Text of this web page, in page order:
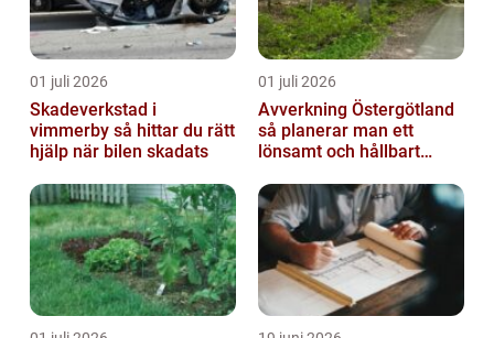
01 juli 2026
Skadeverkstad i
vimmerby så hittar du rätt
hjälp när bilen skadats
01 juli 2026
Avverkning Östergötland
så planerar man ett
lönsamt och hållbart